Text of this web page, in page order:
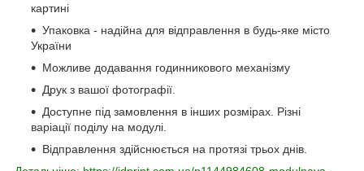
картині
Упаковка - надійна для відправлення в будь-яке місто
України
Можливе додавання годинникового механізму
Друк з вашої фотографії.
Доступне під замовлення в інших розмірах. Різні
варіації поділу на модулі.
Відправлення здійснюється на протязі трьох днів.